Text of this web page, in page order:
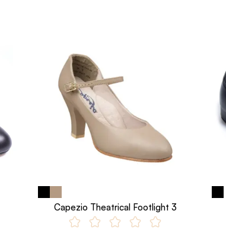
Capezio Theatrical Footlight 3